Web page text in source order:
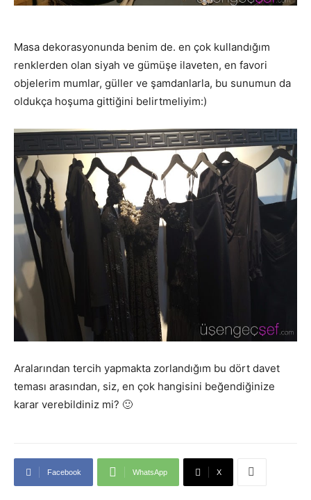
Masa dekorasyonunda benim de. en çok kullandığım
renklerden olan siyah ve gümüşe ilaveten, en favori
objelerim mumlar, güller ve şamdanlarla, bu sunumun da
oldukça hoşuma gittiğini belirtmeliyim:)
Aralarından tercih yapmakta zorlandığım bu dört davet
teması arasından, siz, en çok hangisini beğendiğinize
karar verebildiniz mi? 🙂
Facebook WhatsApp X